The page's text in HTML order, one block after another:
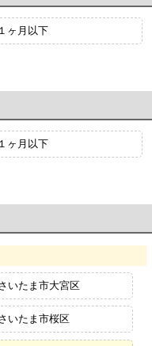
１ヶ月以下
１ヶ月以下
いたま市大宮区
いたま市桜区